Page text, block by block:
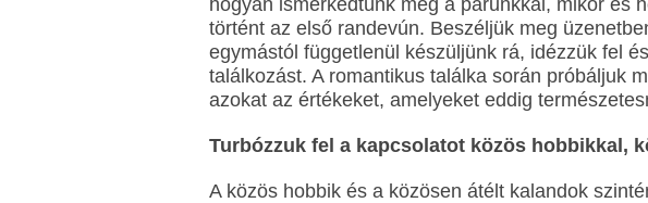
hogyan ismerkedtünk meg a párunkkal, mikor és
történt az első randevún. Beszéljük meg
egymástól függetlenül készüljünk rá, idézzük fel
találkozást. A romantikus találka során próbáljuk
azokat az értékeket, amelyeket eddig
Turbózzuk fel a kapcsolatot közös hobbikkal,
A közös hobbik és a közösen átélt kalandok